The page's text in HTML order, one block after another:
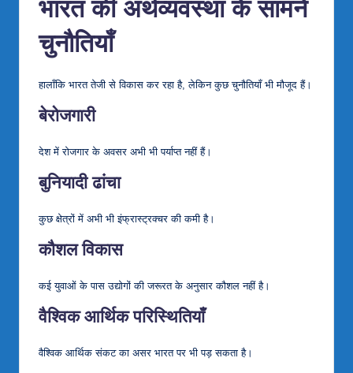
भारत की अर्थव्यवस्था के सामने
चुनौतियाँ
हालाँकि भारत तेजी से विकास कर रहा है, लेकिन कुछ चुनौतियाँ भी मौजूद हैं।
बेरोजगारी
देश में रोजगार के अवसर अभी भी पर्याप्त नहीं हैं।
बुनियादी ढांचा
कुछ क्षेत्रों में अभी भी इंफ्रास्ट्रक्चर की कमी है।
कौशल विकास
कई युवाओं के पास उद्योगों की जरूरत के अनुसार कौशल नहीं है।
वैश्विक आर्थिक परिस्थितियाँ
वैश्विक आर्थिक संकट का असर भारत पर भी पड़ सकता है।